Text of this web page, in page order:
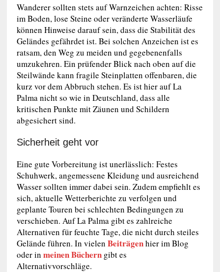
Wanderer sollten stets auf Warnzeichen achten: Risse
im Boden, lose Steine oder veränderte Wasserläufe
können Hinweise darauf sein, dass die Stabilität des
Geländes gefährdet ist. Bei solchen Anzeichen ist es
ratsam, den Weg zu meiden und gegebenenfalls
umzukehren. Ein prüfender Blick nach oben auf die
Steilwände kann fragile Steinplatten offenbaren, die
kurz vor dem Abbruch stehen. Es ist hier auf La
Palma nicht so wie in Deutschland, dass alle
kritischen Punkte mit Zäunen und Schildern
abgesichert sind.
Sicherheit geht vor
Eine gute Vorbereitung ist unerlässlich: Festes
Schuhwerk, angemessene Kleidung und ausreichend
Wasser sollten immer dabei sein. Zudem empfiehlt es
sich, aktuelle Wetterberichte zu verfolgen und
geplante Touren bei schlechten Bedingungen zu
verschieben. Auf La Palma gibt es zahlreiche
Alternativen für feuchte Tage, die nicht durch steiles
Gelände führen. In vielen Beiträgenhier im Blog
oder in meinen Bücherngibt es
Alternativvorschläge.